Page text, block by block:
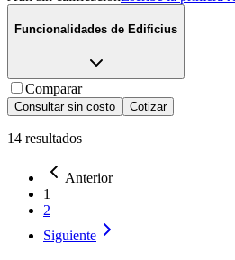
Funcionalidades de Edificius
Comparar
Consultar sin costo Cotizar
14 resultados
Anterior
1
2
Siguiente